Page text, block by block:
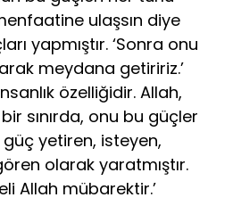
ulaşsın diye
yapmıştır. ‘Sonra onu
meydana getiririz.’
özelliğidir. Allah,
sınırda, onu bu güçler
yetiren, isteyen,
olarak yaratmıştır.
Allah mübarektir.’